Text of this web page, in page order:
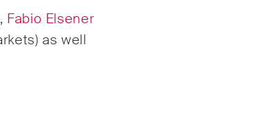
, Fabio Elsener
as well